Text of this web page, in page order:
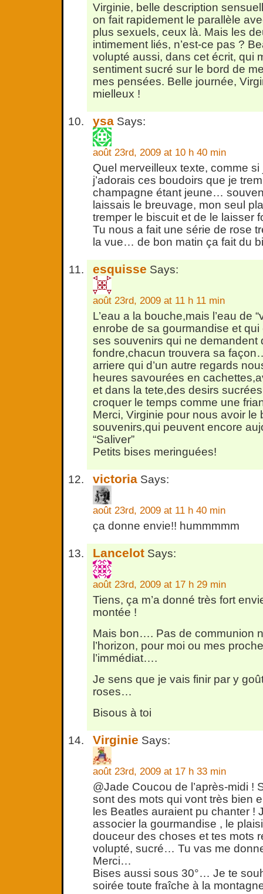
Virginie, belle description
on fait rapidement le parallèle
plus sexuels, ceux là. Mais les
intimement liés, n’est-ce pas ?
volupté aussi, dans cet écrit, qui
sentiment sucré sur le bord de
mes pensées. Belle journée,
mielleux !
ysa Says:
août 23rd, 2009 at 10 h 40 min
Quel merveilleux texte, comme si
j’adorais ces boudoirs que je
champagne étant jeune…
laissais le breuvage, mon seul
tremper le biscuit et de le laisser
Tu nous a fait une série de rose
la vue… de bon matin ça fait du
esquisse Says:
août 23rd, 2009 at 11 h 11 min
L’eau a la bouche,mais l’eau de
enrobe de sa gourmandise et
ses souvenirs qui ne demandent
fondre,chacun trouvera sa
arriere qui d’un autre regards
heures savourées en
et dans la tete,des desirs
croquer le temps comme une
Merci, Virginie pour nous avoir le
souvenirs,qui peuvent encore
“Saliver”
Petits bises meringuées!
victoria Says:
août 23rd, 2009 at 11 h 40 min
ça donne envie!! hummmmm
Lancelot Says:
août 23rd, 2009 at 17 h 29 min
Tiens, ça m’a donné très fort
montée !
Mais bon…. Pas de communion
l’horizon, pour moi ou mes
l’immédiat….
Je sens que je vais finir par y
roses…
Bisous à toi
Virginie Says:
août 23rd, 2009 at 17 h 33 min
@Jade Coucou de l’après-midi !
sont des mots qui vont très bien
les Beatles auraient pu chanter !
associer la gourmandise , le
douceur des choses et tes mots
volupté, sucré… Tu vas me
Merci…
Bises aussi sous 30°… Je te
soirée toute fraîche à la